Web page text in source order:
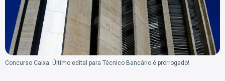
Concurso Caixa: Último edital para Técnico Bancário é prorrogado!